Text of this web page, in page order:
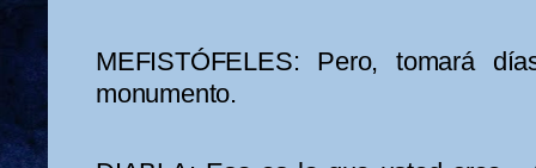
MEFISTÓFELES: Pero, tomará
monumento.